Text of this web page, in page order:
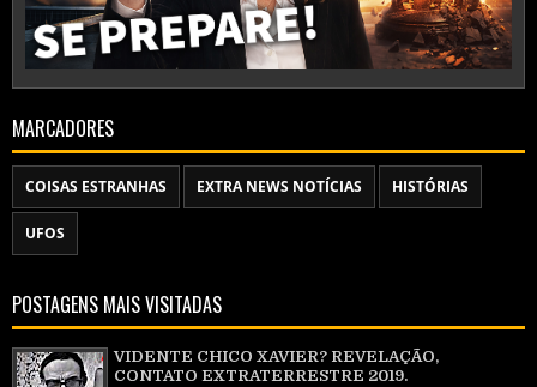
MARCADORES
COISAS ESTRANHAS EXTRA NEWS NOTÍCIAS HISTÓRIAS
UFOS
POSTAGENS MAIS VISITADAS
VIDENTE CHICO XAVIER? REVELAÇÃO,
CONTATO EXTRATERRESTRE 2019.